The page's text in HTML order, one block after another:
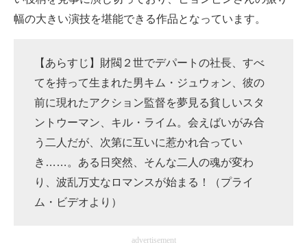
幅の大きい演技を堪能できる作品となっています。
【あらすじ】財閥２世でデパートの社長、すべ
てを持って生まれた男キム・ジュウォン、彼の
前に現れたアクション監督を夢見る貧しいスタ
ントウーマン、キル・ライム。会えばいがみ合
う二人だが、次第に互いに惹かれ合ってい
き……。ある日突然、そんな二人の魂が変わ
り、波乱万丈なロマンスが始まる！（プライ
ム・ビデオより）
advertisement